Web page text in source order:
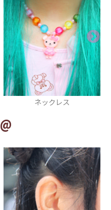
ベレー帽
@